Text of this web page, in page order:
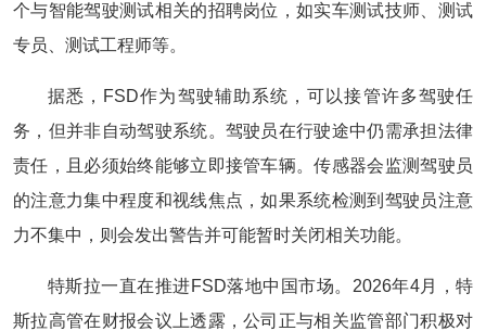
个与智能驾驶测试相关的招聘岗位，如实车测试技师、测试
专员、测试工程师等。
据悉，FSD作为驾驶辅助系统，可以接管许多驾驶任
务，但并非自动驾驶系统。驾驶员在行驶途中仍需承担法律
责任，且必须始终能够立即接管车辆。传感器会监测驾驶员
的注意力集中程度和视线焦点，如果系统检测到驾驶员注意
力不集中，则会发出警告并可能暂时关闭相关功能。
特斯拉一直在推进FSD落地中国市场。2026年4月，特
斯拉高管在财报会议上透露，公司正与相关监管部门积极对